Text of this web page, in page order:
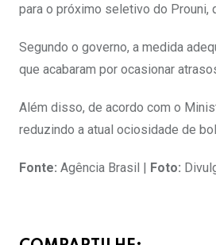
para o próximo seletivo do Prouni,
Segundo o governo, a medida
que acabaram por ocasionar
Além disso, de acordo com o
reduzindo a atual ociosidade de
Fonte: Agência Brasil | Foto: